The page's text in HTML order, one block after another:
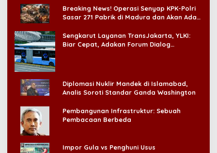
Breaking News! Operasi Senyap KPK-Polri
Sasar 271 Pabrik di Madura dan Akan Ada
Sengkarut Layanan TransJakarta, YLKI:
Biar Cepat, Adakan Forum Dialog
Diplomasi Nuklir Mandek di Islamabad,
Analis Soroti Standar Ganda Washington
Pembangunan Infrastruktur: Sebuah
Pembacaan Berbeda
Impor Gula vs Penghuni Usus